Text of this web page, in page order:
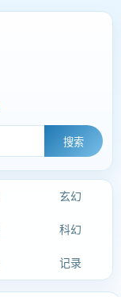
搜索
玄幻
科幻
记录